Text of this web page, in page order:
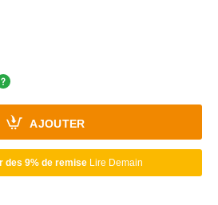
AJOUTER
des 9% de remiseLire Demain